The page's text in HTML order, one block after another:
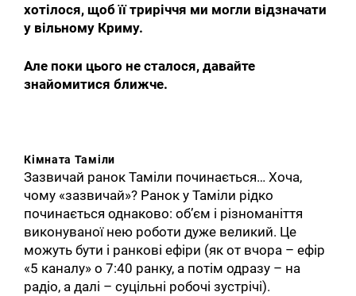
хотілося, щоб її триріччя ми могли відзначати
у вільному Криму.
Але поки цього не сталося, давайте
знайомитися ближче.
Кімната Таміли
Зазвичай ранок Таміли починається… Хоча,
чому «зазвичай»? Ранок у Таміли рідко
починається однаково: об’єм і різноманіття
виконуваної нею роботи дуже великий. Це
можуть бути і ранкові ефіри (як от вчора – ефір
«5 каналу» о 7:40 ранку, а потім одразу – на
радіо, а далі – суцільні робочі зустрічі).